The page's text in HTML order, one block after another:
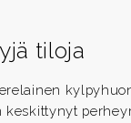
tiloja
keskittynyt